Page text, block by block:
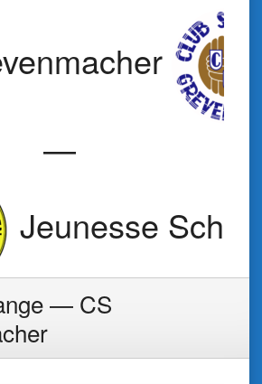
—
Jeunesse
— CS